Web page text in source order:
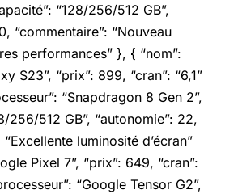
“128/256/512 GB”,
“commentaire”: “Nouveau
performances” }, { “nom”:
S23”, “prix”: 899, “cran”: “6,1”
“Snapdragon 8 Gen 2”,
256/512 GB”, “autonomie”: 22,
“Excellente luminosité d’écran”
Pixel 7”, “prix”: 649, “cran”:
“Google Tensor G2”,